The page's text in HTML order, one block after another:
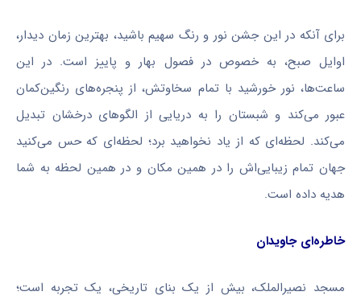
برای آنکه در این جشن نور و رنگ سهیم باشید، بهترین زمان دیدار،
اوایل صبح، به خصوص در فصول بهار و پاییز است. در این
ساعت‌ها، نور خورشید با تمام سخاوتش، از پنجره‌های رنگین‌کمان
عبور می‌کند و شبستان را به دریایی از الگوهای درخشان تبدیل
می‌کند. لحظه‌ای که از یاد نخواهید برد؛ لحظه‌ای که حس می‌کنید
جهان تمام زیبایی‌اش را در همین مکان و در همین لحظه به شما
هدیه داده است.
خاطره‌ای جاویدان
مسجد نصیرالملک، بیش از یک بنای تاریخی، یک تجربه است؛